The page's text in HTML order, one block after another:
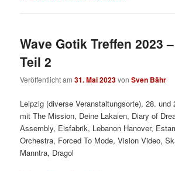
Wave Gotik Treffen 2023 –
Teil 2
Veröffentlicht am31. Mai 2023vonSven Bähr
Leipzig (diverse Veranstaltungsorte), 28. und
mit The Mission, Deine Lakaien, Diary of
Assembly, Eisfabrik, Lebanon Hanover,
Orchestra, Forced To Mode, Vision Video,
Manntra, Dragol